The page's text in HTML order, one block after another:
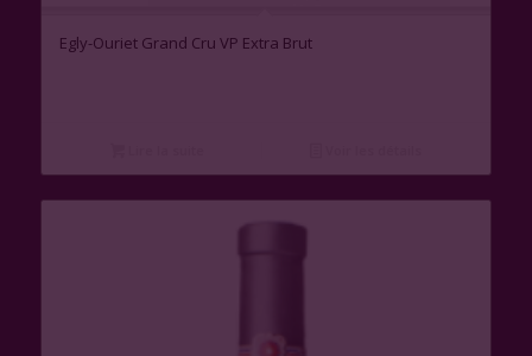
Egly-Ouriet Grand Cru VP Extra Brut